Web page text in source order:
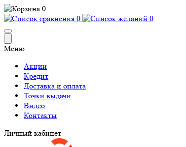
0
0
0
Меню
Акции
Кредит
Доставка и оплата
Точки выдачи
Видео
Контакты
Личный кабинет